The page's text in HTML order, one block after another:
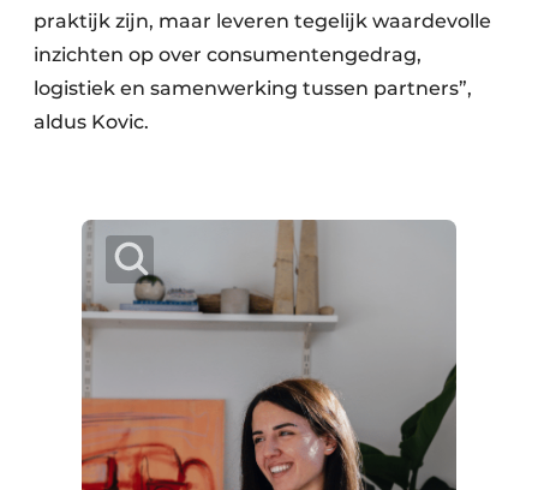
praktijk zijn, maar leveren tegelijk waardevolle
inzichten op over consumentengedrag,
logistiek en samenwerking tussen partners”,
aldus Kovic.